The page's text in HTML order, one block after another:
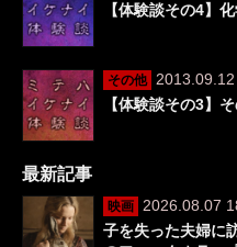
【体験談その4】
その他
【体験談その3】
最新記事
映画
2026.08.07
子を失った夫婦に